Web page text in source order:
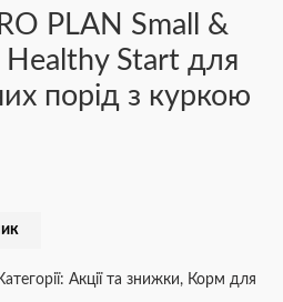
PLAN Small &
Start для
порід з куркою
Акції та знижки, Корм для